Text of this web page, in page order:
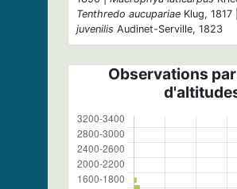
Tenthredo aucupariae Klug, 1817 |
juvenilis Audinet-Serville, 1823
Observations